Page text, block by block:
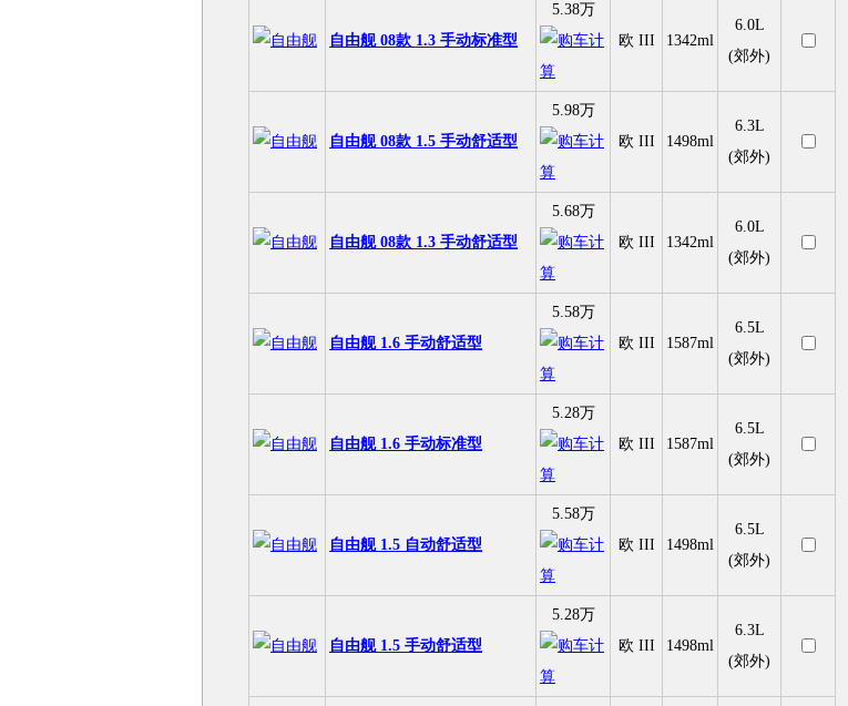
自由舰 08款 1.3 手动标准型
5.38万
欧 III
1342ml
6.0L
(郊外)
自由舰 08款 1.5 手动舒适型
5.98万
欧 III
1498ml
6.3L
(郊外)
自由舰 08款 1.3 手动舒适型
5.68万
欧 III
1342ml
6.0L
(郊外)
自由舰 1.6 手动舒适型
5.58万
欧 III
1587ml
6.5L
(郊外)
自由舰 1.6 手动标准型
5.28万
欧 III
1587ml
6.5L
(郊外)
自由舰 1.5 自动舒适型
5.58万
欧 III
1498ml
6.5L
(郊外)
自由舰 1.5 手动舒适型
5.28万
欧 III
1498ml
6.3L
(郊外)